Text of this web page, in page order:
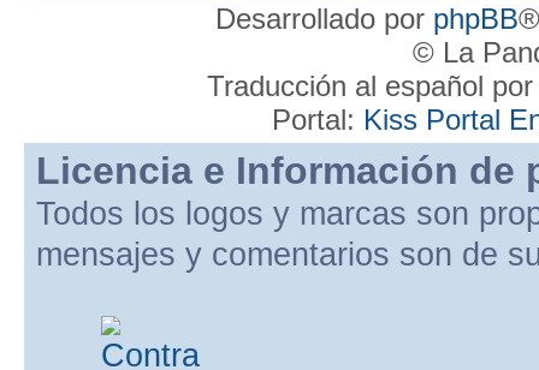
Desarrollado por phpBB
© La
Traducción al español
Portal: Kiss Portal
Licencia e Información de
Todos los logos y marcas son
mensajes y comentarios son de